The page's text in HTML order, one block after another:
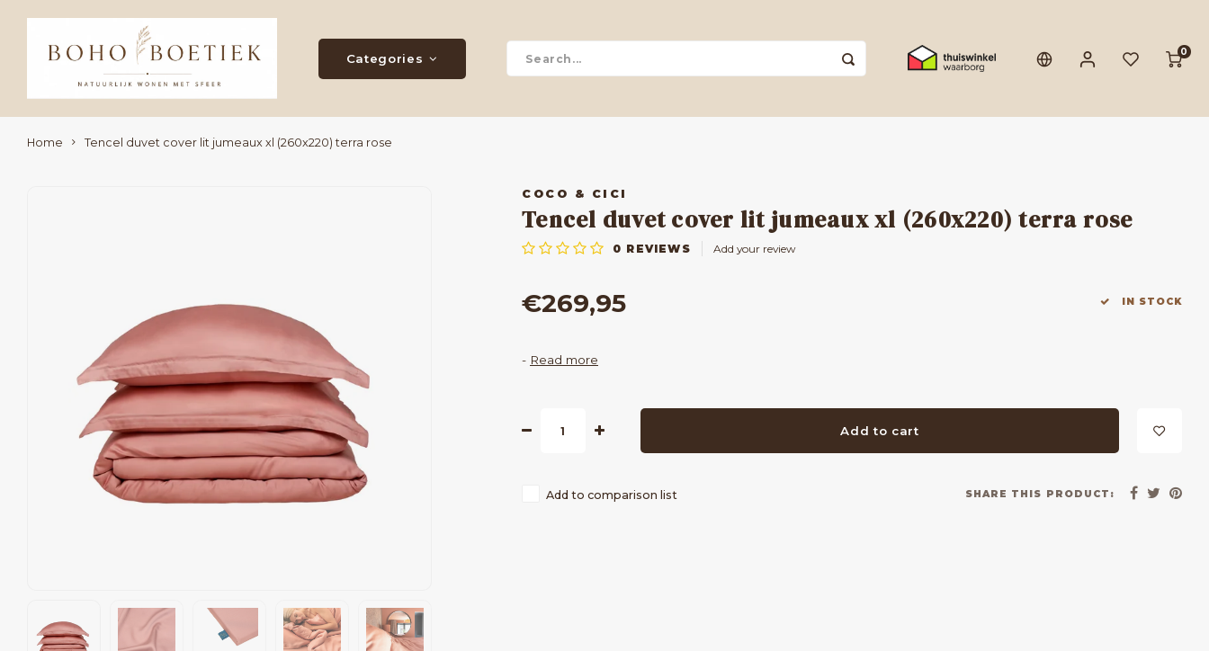
Categories 0
Home Tencel duvet cover lit jumeaux xl (260x220) terra rose
COCO & CICI
Tencel duvet cover lit jumeaux xl (260x220) terra rose
0 REVIEWS Add your review
€269,95 IN STOCK
- Read more
Add to cart
Add to comparison list SHARE THIS PRODUCT: